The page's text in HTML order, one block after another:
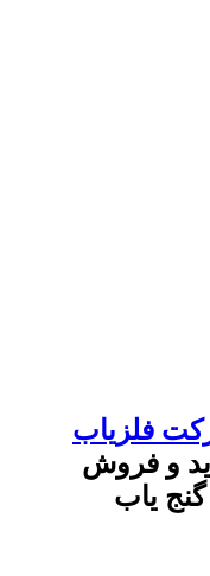
فلزیاب
و فروش
یاب